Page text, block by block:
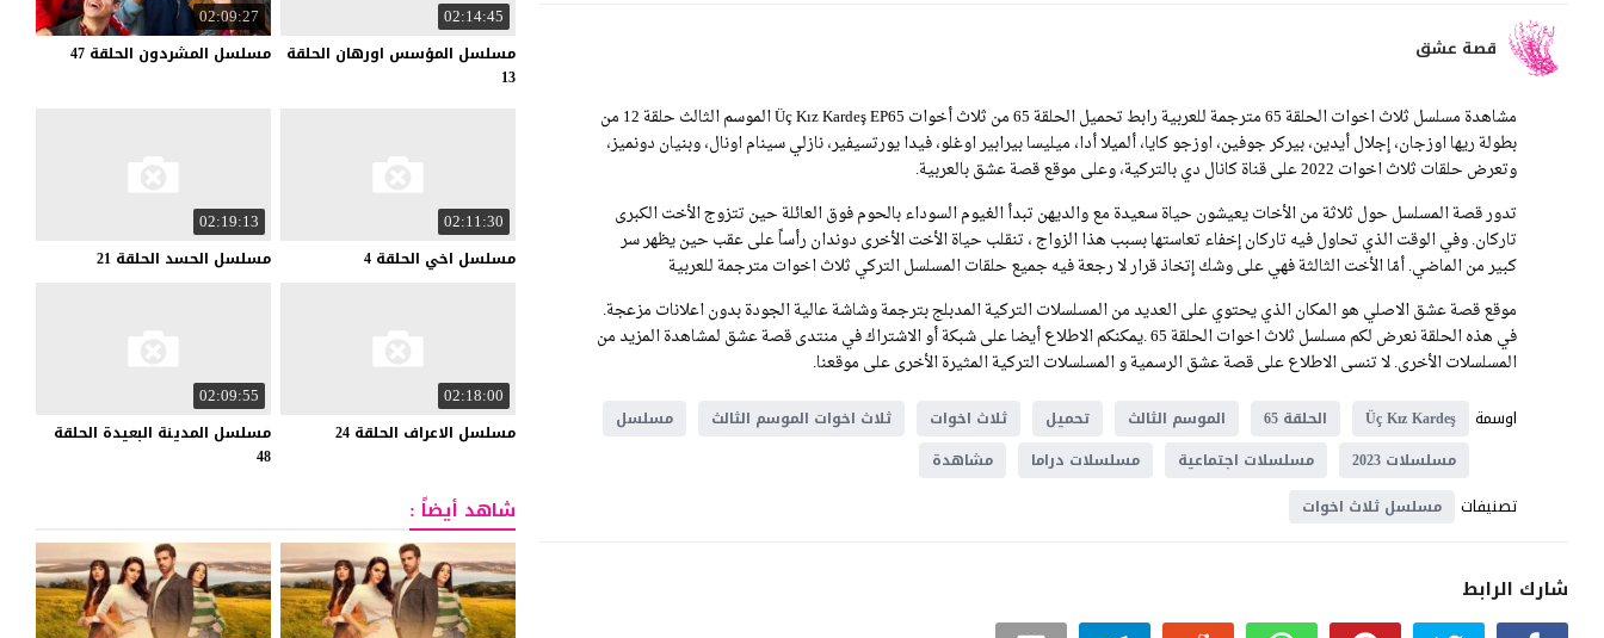
قصة عشق
مشاهدة مسلسل ثلاث اخوات الحلقة 65 مترجمة للعربية رابط تحميل الحلقة 65 من ثلاث أخوات Üç Kız Kardeş EP65 الموسم الثالث حلقة 12 من
بطولة ريها اوزجان، إجلال أيدين، بيركر جوفين، اوزجو كايا، ألميلا أدا، ميليسا بيرابير اوغلو، فيدا يورتسيفير، نازلي سينام اونال، وبنيان دونميز،
وتعرض حلقات ثلاث اخوات 2022 على قناة كانال دي بالتركية، وعلى موقع قصة عشق بالعربية.
تدور قصة المسلسل حول ثلاثة من الأخات يعيشون حياة سعيدة مع والديهن تبدأ الغيوم السوداء بالحوم فوق العائلة حين تتزوج الأخت الكبرى
تاركان. وفي الوقت الذي تحاول فيه تاركان إخفاء تعاستها بسبب هذا الزواج ، تنقلب حياة الأخت الأخرى دوندان رأساً على عقب حين يظهر سر
كبير من الماضي. أمّا الأخت الثالثة فهي على وشك إتخاذ قرار لا رجعة فيه جميع حلقات المسلسل التركي ثلاث اخوات مترجمة للعربية
موقع قصة عشق الاصلي هو المكان الذي يحتوي على العديد من المسلسلات التركية المدبلج بترجمة وشاشة عالية الجودة بدون اعلانات مزعجة.
في هذه الحلقة نعرض لكم مسلسل ثلاث اخوات الحلقة 65 .يمكنكم الاطلاع أيضا على شبكة أو الاشتراك في منتدى قصة عشق لمشاهدة المزيد من
المسلسلات الأخرى. لا تنسى الاطلاع على قصة عشق الرسمية و المسلسلات التركية المثيرة الأخرى على موقعنا.
اوسمة
Üç Kız Kardeş الحلقة 65 الموسم الثالث تحميل ثلاث اخوات ثلاث اخوات الموسم الثالث
مسلسل
مسلسلات 2023
مسلسلات اجتماعية مسلسلات دراما مشاهدة
تصنيفات مسلسل ثلاث اخوات
شارك الرابط
02:14:45
مسلسل المؤسس اورهان الحلقة
13
02:09:27
مسلسل المشردون الحلقة 47
02:11:30
مسلسل اخي الحلقة 4
02:19:13
مسلسل الحسد الحلقة 21
02:18:00
مسلسل الاعراف الحلقة 24
02:09:55
مسلسل المدينة البعيدة الحلقة
48
شاهد أيضاً :